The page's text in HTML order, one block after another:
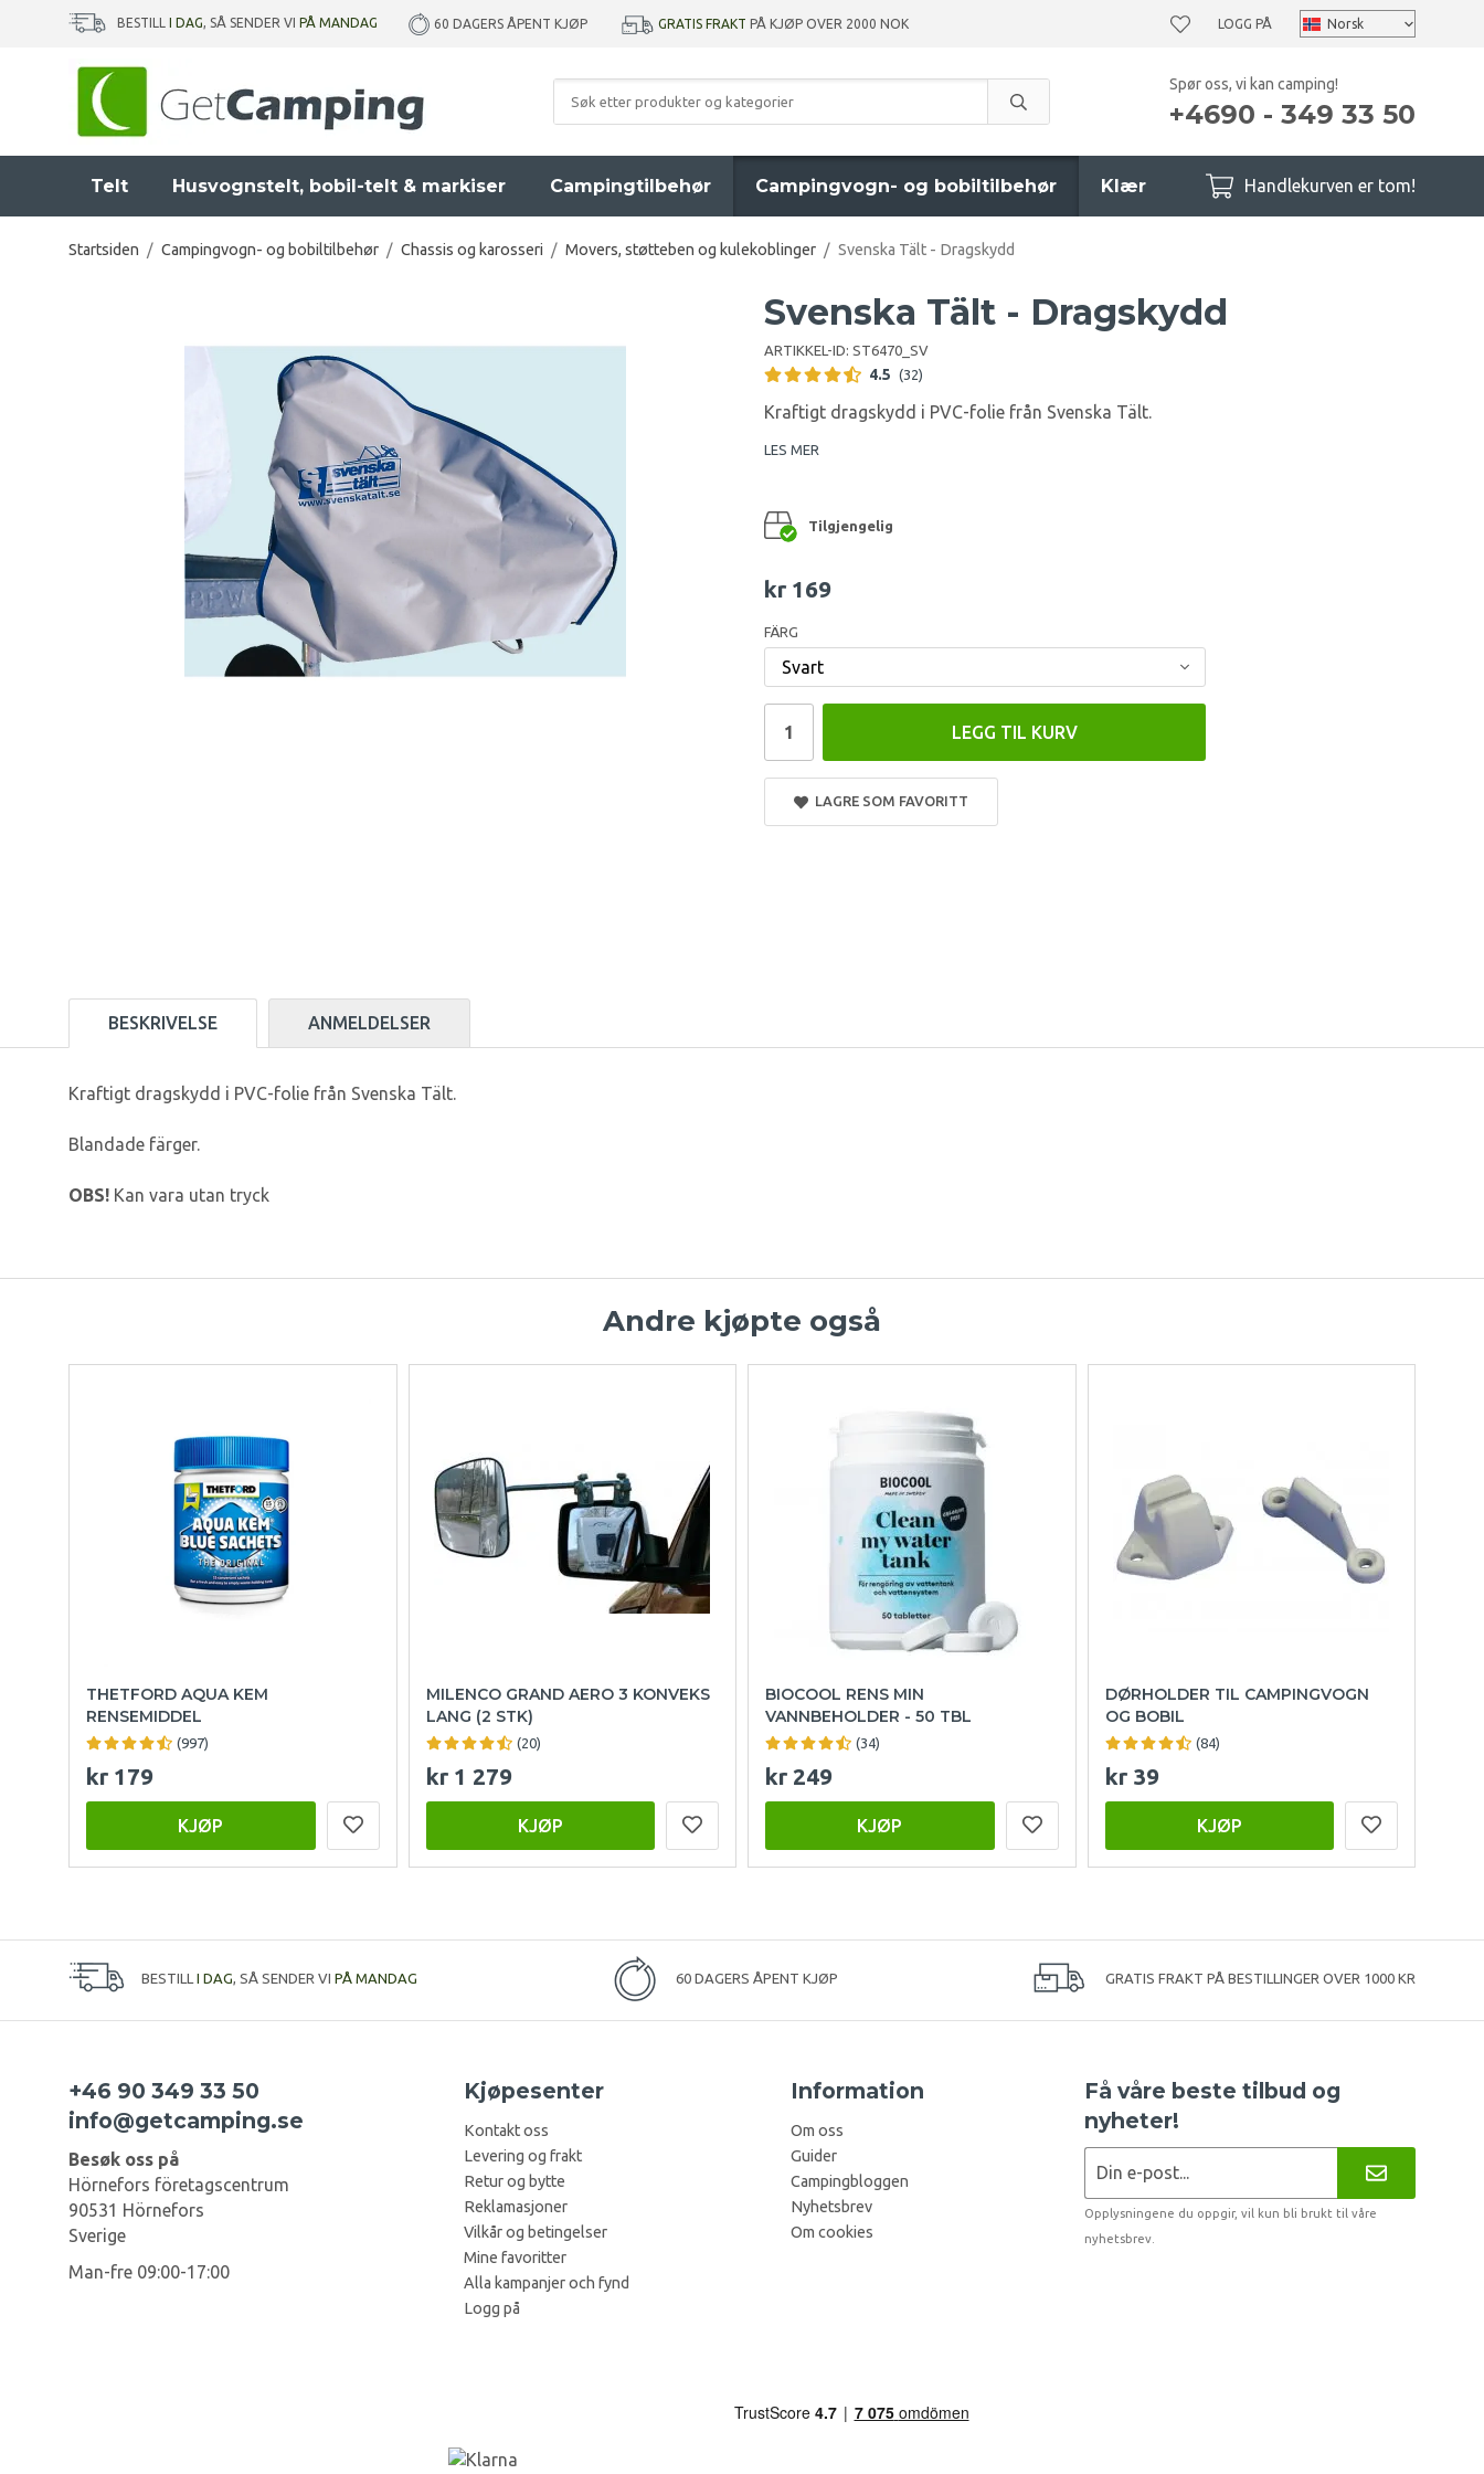
BESTILL I DAG, SÅ SENDER VI PÅ MANDAG 60 DAGERS ÅPENT KJØP GRATIS FRAKT PÅ KJØP OVER 2000 NOK LOGG PÅ
Spør oss, vi kan camping!
+4690 - 349 33 50
Telt Husvognstelt, bobil-telt & markiser Campingtilbehør Campingvogn- og bobiltilbehør Klær Handlekurven er tom!
Startsiden / Campingvogn- og bobiltilbehør / Chassis og karosseri / Movers, støtteben og kulekoblinger / Svenska Tält - Dragskydd
Svenska Tält - Dragskydd
ARTIKKEL-ID: ST6470_SV
4.5 (32)
Kraftigt dragskydd i PVC-folie från Svenska Tält.
LES MER
Tilgjengelig
kr 169
FÄRG
LEGG TIL KURV
LAGRE SOM FAVORITT
BESKRIVELSE ANMELDELSER
Kraftigt dragskydd i PVC-folie från Svenska Tält.
Blandade färger.
OBS! Kan vara utan tryck
Andre kjøpte også
THETFORD AQUA KEM
RENSEMIDDEL
(997)
kr 179
KJØP
MILENCO GRAND AERO 3 KONVEKS
LANG (2 STK)
(20)
kr 1 279
KJØP
BIOCOOL RENS MIN
VANNBEHOLDER - 50 TBL
(34)
kr 249
KJØP
DØRHOLDER TIL CAMPINGVOGN
OG BOBIL
(84)
kr 39
KJØP
BESTILL I DAG, SÅ SENDER VI PÅ MANDAG 60 DAGERS ÅPENT KJØP GRATIS FRAKT PÅ BESTILLINGER OVER 1000 KR
+46 90 349 33 50
info@getcamping.se
Besøk oss på
Hörnefors företagscentrum
90531 Hörnefors
Sverige
Man-fre 09:00-17:00
Kjøpesenter
Kontakt oss
Levering og frakt
Retur og bytte
Reklamasjoner
Vilkår og betingelser
Mine favoritter
Alla kampanjer och fynd
Logg på
Information
Om oss
Guider
Campingbloggen
Nyhetsbrev
Om cookies
Få våre beste tilbud og
nyheter!
Opplysningene du oppgir, vil kun bli brukt til våre
nyhetsbrev.